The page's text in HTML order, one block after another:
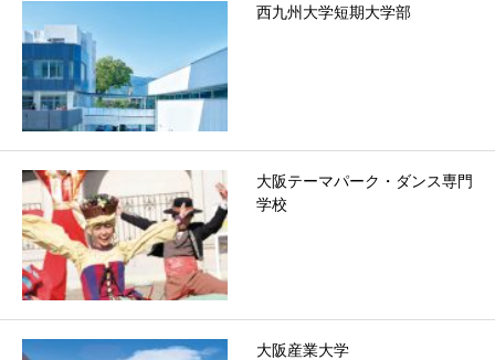
西九州大学短期大学部
大阪テーマパーク・ダンス専門
学校
大阪産業大学